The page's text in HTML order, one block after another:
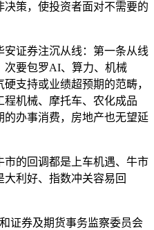
策，使投资者面对不需要的
证券注沉从线：第一条从线
次要包罗AI、算力、机械
支持或业绩超预期的范畴，
机械、摩托车、农化成品
办事消费，房地产也无望延
的回调都是上车机遇、牛市
利好、指数冲关容易回
券及期货事务监察委员会